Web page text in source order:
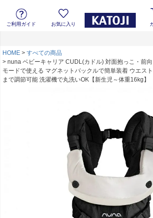
ご利用ガイド お気に入り
HOME
すべての商品
nuna ベビーキャリア CUDL(カドル) 対面抱っこ・前
モードで使える マグネットバックルで簡単装着 ウエス
まで調節可能 洗濯機で丸洗いOK【新生児～体重16kg】